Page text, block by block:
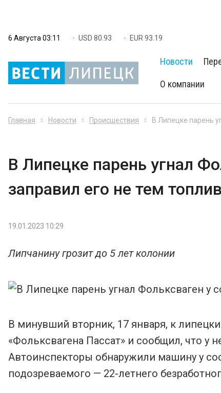
6 Августа 03:11 USD 80.93 EUR 93.19
Новости
О компании
Главная Новости Происшествия В Липецке парень
В Липецке парень угнал
заправил его не тем
19.01.2023 10:29
Липчанину грозит до 5 лет колонии
В минувший вторник, 17 января, к
«Фольксвагена Пассат» и сообщил, что у
Автоинспекторы обнаружили машину у
подозреваемого — 22-летнего